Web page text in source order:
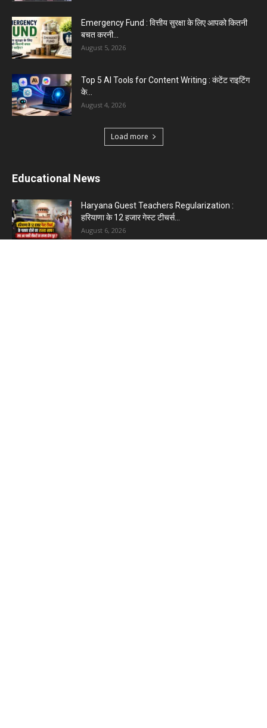
Emergency Fund : वित्तीय सुरक्षा के लिए आपको कितनी
बचत करनी...
August 5, 2026
Top 5 AI Tools for Content Writing : कंटेंट राइटिंग
के...
August 4, 2026
Load more
Educational News
Haryana Guest Teachers Regularization :
हरियाणा के 12 हजार गेस्ट टीचर्स...
August 6, 2026